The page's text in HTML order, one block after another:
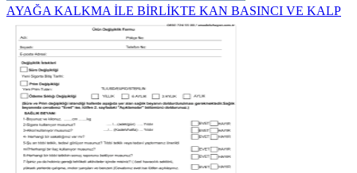
AYAĞA KALKMA İLE BİRLİKTE KAN BASINCI VE KALP